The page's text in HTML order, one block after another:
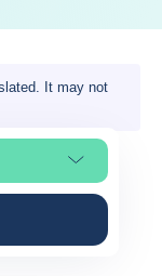
It may not
stranice